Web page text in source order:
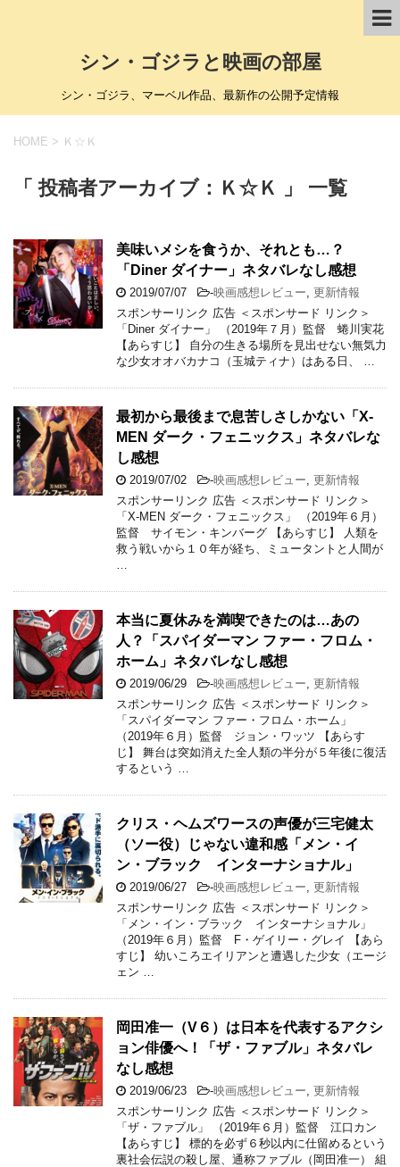
シン・ゴジラと映画の部屋
シン・ゴジラ、マーベル作品、最新作の公開予定情報
HOME > Ｋ☆Ｋ
「 投稿者アーカイブ：Ｋ☆Ｋ 」 一覧
美味いメシを食うか、それとも…？
「Diner ダイナー」ネタバレなし感想
2019/07/07 -映画感想レビュー 更新情報
スポンサーリンク 広告 ＜スポンサード リンク＞
「Diner ダイナー」 （2019年７月）監督 蜷川実花
【あらすじ】 自分の生きる場所を見出せない無気力
な少女オオバカナコ（玉城ティナ）はある日、 …
最初から最後まで息苦しさしかない「X-
MEN ダーク・フェニックス」ネタバレな
し感想
2019/07/02 -映画感想レビュー 更新情報
スポンサーリンク 広告 ＜スポンサード リンク＞
「X-MEN ダーク・フェニックス」 （2019年６月）
監督 サイモン・キンバーグ 【あらすじ】 人類を
救う戦いから１０年が経ち、ミュータントと人間が
本当に夏休みを満喫できたのは…あの
人？「スパイダーマン ファー・フロム・
ホーム」ネタバレなし感想
2019/06/29 -映画感想レビュー 更新情報
スポンサーリンク 広告 ＜スポンサード リンク＞
「スパイダーマン ファー・フロム・ホーム」
（2019年６月）監督 ジョン・ワッツ 【あらす
じ】 舞台は突如消えた全人類の半分が５年後に復活
するという …
クリス・ヘムズワースの声優が三宅健太
（ソー役）じゃない違和感「メン・イ
ン・ブラック インターナショナル」
2019/06/27 -映画感想レビュー 更新情報
スポンサーリンク 広告 ＜スポンサード リンク＞
「メン・イン・ブラック インターナショナル」
（2019年６月）監督 F・ゲイリー・グレイ 【あら
すじ】 幼いころエイリアンと遭遇した少女（エージ
ェン …
岡田准一（V６）は日本を代表するアクシ
ョン俳優へ！「ザ・ファブル」ネタバレ
なし感想
2019/06/23 -映画感想レビュー 更新情報
スポンサーリンク 広告 ＜スポンサード リンク＞
「ザ・ファブル」 （2019年６月）監督 江口カン
【あらすじ】 標的を必ず６秒以内に仕留めるという
裏社会伝説の殺し屋、通称ファブル（岡田准一） 組